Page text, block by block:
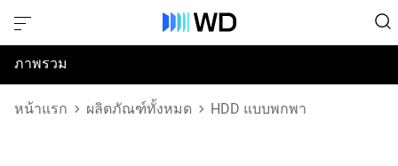
ภาพรวม
ข้อมูลจำเพาะ
หน้าแรก ผลิตภัณฑ์ทั้งหมด HDD แบบพกพา